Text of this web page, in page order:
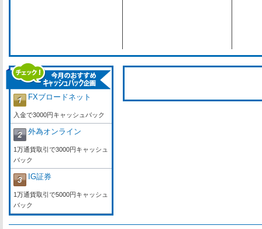
FXブロードネット
入金で3000円キャッシュバック
外為オンライン
1万通貨取引で3000円キャッシュ
バック
IG証券
1万通貨取引で5000円キャッシュ
バック